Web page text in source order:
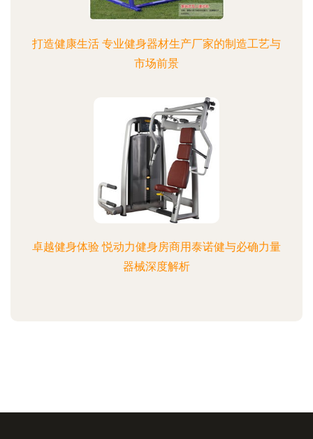
打造健康生活 专业健身器材生产厂家的制造工艺与
市场前景
卓越健身体验 悦动力健身房商用泰诺健与必确力量
器械深度解析